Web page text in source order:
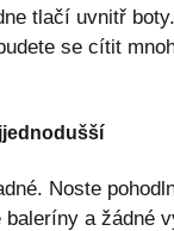
tlačí uvnitř
se cítit
Noste
baleríny a žádné